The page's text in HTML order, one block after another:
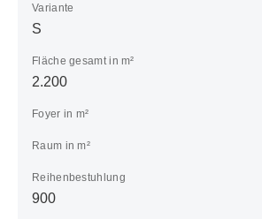
Variante
S
Fläche gesamt in m²
2.200
Foyer in m²
Raum in m²
Reihenbestuhlung
900